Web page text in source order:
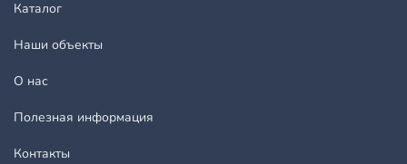
Каталог
Наши объекты
О нас
Полезная информация
Контакты